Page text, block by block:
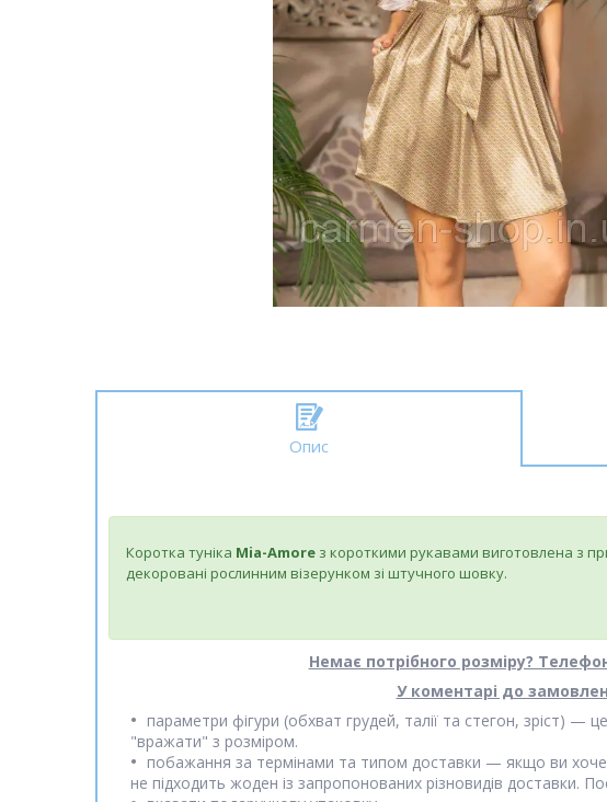
Опис
Коротка туніка Mia-Amore з короткими рукавами виготовлена з
декоровані рослинним візерунком зі штучного шовку.
Немає потрібного розміру?
У коментарі до
параметри фігури (обхват грудей, талії та стегон, зріст)
"вражати" з розміром.
побажання за термінами та типом доставки — якщо ви
не підходить жоден із запропонованих різновидів доставки.